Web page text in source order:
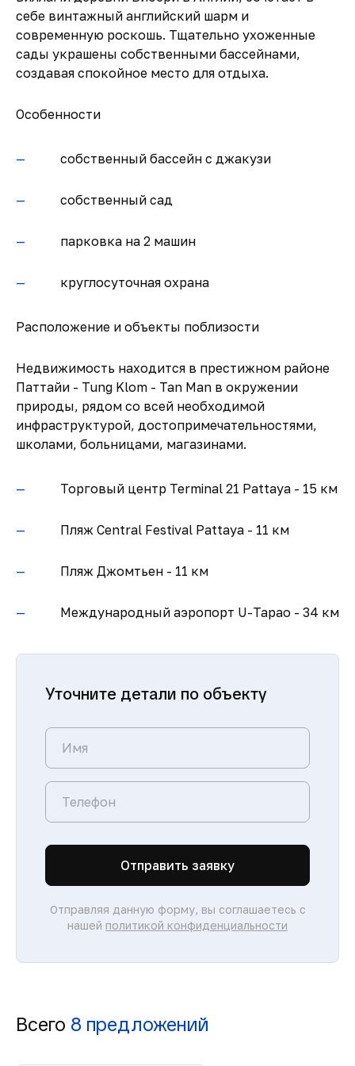
себе винтажный английский шарм и
современную роскошь. Тщательно ухоженные
сады украшены собственными бассейнами,
создавая спокойное место для отдыха.
Особенности
собственный бассейн с джакузи
собственный сад
парковка на 2 машин
круглосуточная охрана
Расположение и объекты поблизости
Недвижимость находится в престижном районе
Паттайи - Tung Klom - Tan Man в окружении
природы, рядом со всей необходимой
инфраструктурой, достопримечательностями,
школами, больницами, магазинами.
Торговый центр Terminal 21 Pattaya - 15 км
Пляж Central Festival Pattaya - 11 км
Пляж Джомтьен - 11 км
Международный аэропорт U-Tapao - 34 км
Уточните детали по объекту
Отправить заявку
Отправляя данную форму, вы соглашаетесь с
нашей политикой конфиденциальности
Всего 8 предложений